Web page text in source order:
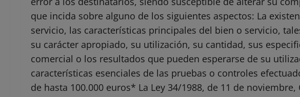
que incida sobre alguno de los siguientes aspectos: La
servicio, las características principales del bien o servicio,
su carácter apropiado, su utilización, su cantidad, sus
comercial o los resultados que pueden esperarse de su
características esenciales de las pruebas o controles
de hasta 100.000 euros* La Ley 34/1988, de 11 de